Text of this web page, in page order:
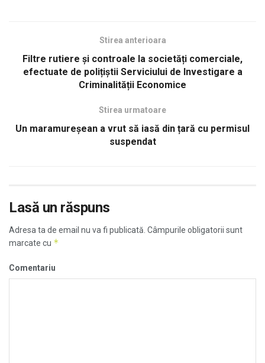
Stirea anterioara
Filtre rutiere și controale la societăți comerciale,
efectuate de polițiștii Serviciului de Investigare a
Criminalității Economice
Stirea urmatoare
Un maramureșean a vrut să iasă din țară cu permisul
suspendat
Lasă un răspuns
Adresa ta de email nu va fi publicată. Câmpurile obligatorii sunt
marcate cu *
Comentariu